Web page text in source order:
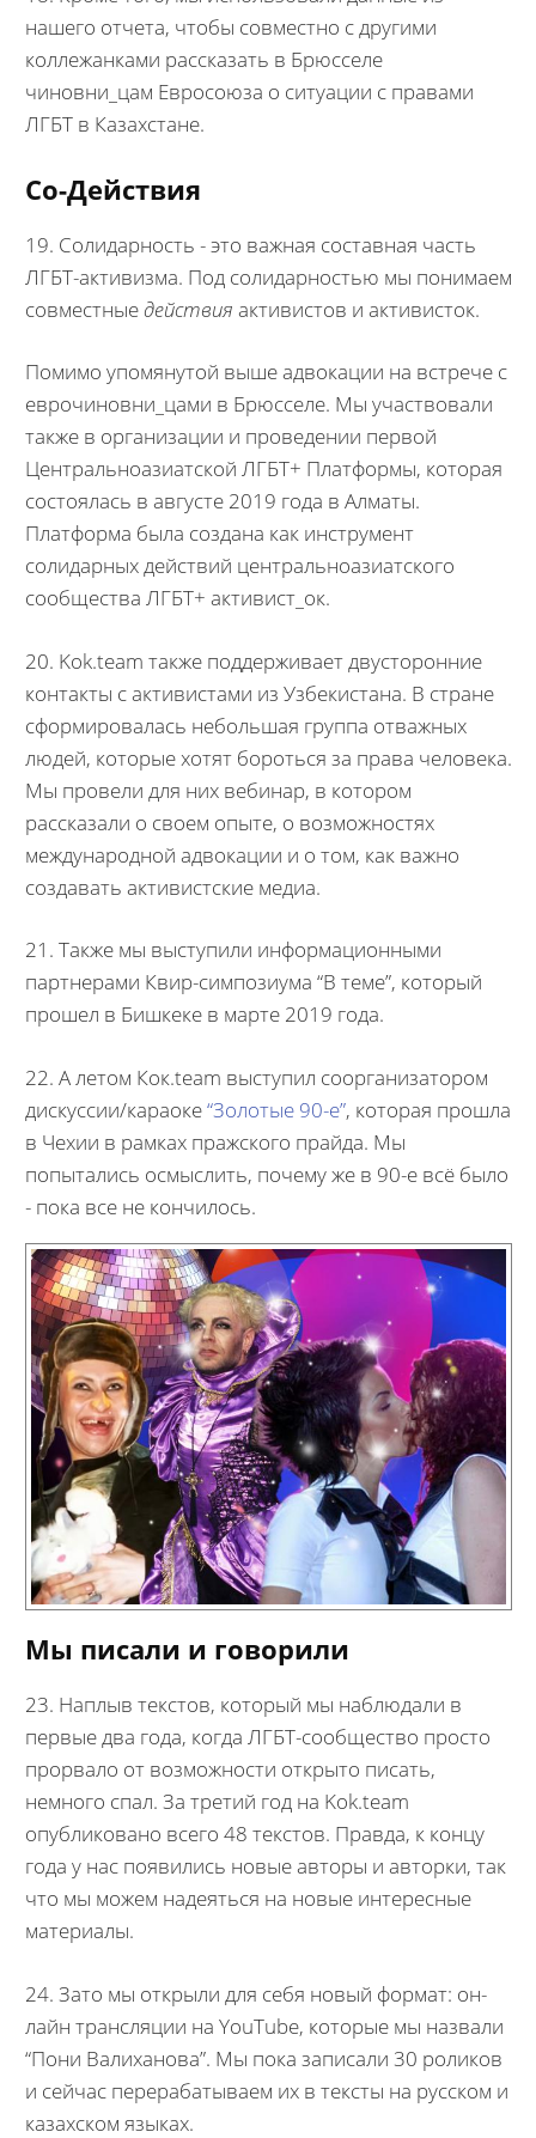
нашего отчета, чтобы совместно с другими
коллежанками рассказать в Брюсселе
чиновни_цам Евросоюза о ситуации с правами
ЛГБТ в Казахстане.
Со-Действия
19. Солидарность - это важная составная часть
ЛГБТ-активизма. Под солидарностью мы понимаем
совместныедействия активистов и активисток.
Помимо упомянутой выше адвокации на встрече с
еврочиновни_цами в Брюсселе. Мы участвовали
также в организации и проведении первой
Центральноазиатской ЛГБТ+ Платформы, которая
состоялась в августе 2019 года в Алматы.
Платформа была создана как инструмент
солидарных действий центральноазиатского
сообщества ЛГБТ+ активист_ок.
20. Kok.team также поддерживает двусторонние
контакты с активистами из Узбекистана. В стране
сформировалась небольшая группа отважных
людей, которые хотят бороться за права человека.
Мы провели для них вебинар, в котором
рассказали о своем опыте, о возможностях
международной адвокации и о том, как важно
создавать активистские медиа.
21. Также мы выступили информационными
партнерами Квир-симпозиума “В теме”, который
прошел в Бишкеке в марте 2019 года.
22. А летом Кок.team выступил соорганизатором
дискуссии/караоке“Золотые 90-е”, которая прошла
в Чехии в рамках пражского прайда. Мы
попытались осмыслить, почему же в 90-е всё было
- пока все не кончилось.
Мы писали и говорили
23. Наплыв текстов, который мы наблюдали в
первые два года, когда ЛГБТ-сообщество просто
прорвало от возможности открыто писать,
немного спал. За третий год на Kok.team
опубликовано всего 48 текстов. Правда, к концу
года у нас появились новые авторы и авторки, так
что мы можем надеяться на новые интересные
материалы.
24. Зато мы открыли для себя новый формат: он-
лайн трансляции на YouTube, которые мы назвали
“Пони Валиханова”. Мы пока записали 30 роликов
и сейчас перерабатываем их в тексты на русском и
казахском языках.